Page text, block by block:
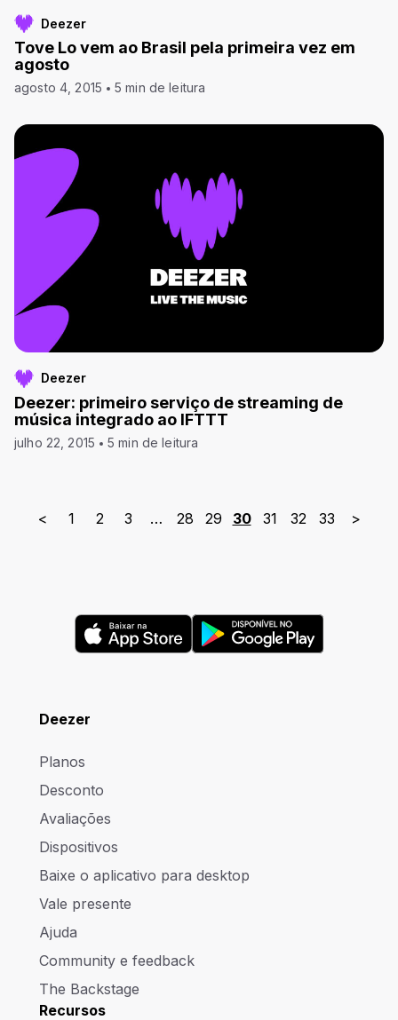
Deezer
Tove Lo vem ao Brasil pela primeira vez em
agosto
agosto 4, 2015 5 min de leitura
Deezer
Deezer: primeiro serviço de streaming de
música integrado ao IFTTT
julho 22, 2015 5 min de leitura
< 1 2 3 … 28 29 30 31 32 33 >
Deezer
Planos
Desconto
Avaliações
Dispositivos
Baixe o aplicativo para desktop
Vale presente
Ajuda
Community e feedback
The Backstage
Recursos